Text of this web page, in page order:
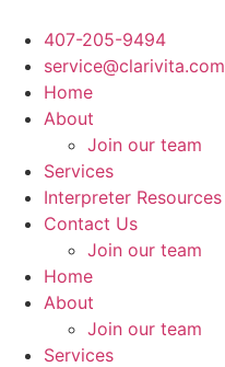
contenido
407-205-9494
service@clarivita.com
Home
About
Join our team​
Services
Interpreter Resources
Contact Us
Join our team​
Home
About
Join our team​
Services